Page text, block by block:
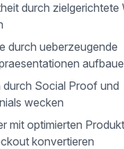
durch zielgerichtete
durch ueberzeugende
durch Social Proof und
wecken
mit optimierten
konvertieren